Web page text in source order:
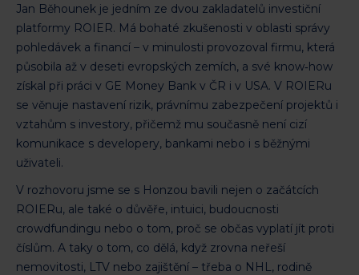
Jan Běhounek je jedním ze dvou zakladatelů investiční
platformy ROIER. Má bohaté zkušenosti v oblasti správy
pohledávek a financí – v minulosti provozoval firmu, která
působila až v deseti evropských zemích, a své know‑how
získal při práci v GE Money Bank v ČR i v USA. V ROIERu
se věnuje nastavení rizik, právnímu zabezpečení projektů i
vztahům s investory, přičemž mu současně není cizí
komunikace s developery, bankami nebo i s běžnými
uživateli.
V rozhovoru jsme se s Honzou bavili nejen o začátcích
ROIERu, ale také o důvěře, intuici, budoucnosti
crowdfundingu nebo o tom, proč se občas vyplatí jít proti
číslům. A taky o tom, co dělá, když zrovna neřeší
nemovitosti, LTV nebo zajištění – třeba o NHL, rodině